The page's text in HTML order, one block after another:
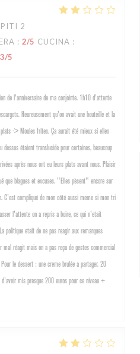
2
: 2/5 CUCINA :
3/5
de l'anniversaire de ma conjointe. 1h10 d'attente
Heureusement qu'on avait une bouteille et la
-> Moules frites. Ça aurait été mieux si elles
étaient translucide pour certaines, beaucoup
après nous ont eu leurs plats avant nous. Plaisir
que blagues et excuses. "Elles pèsent" encore sur
C'est compliqué de mon côté aussi meme si mon tri
l'attente on a repris a boire, ce qui n'etait
politique etait de ne pas reagir aux remarques
mal réagit mais on a pas reçu de gestes commercial
le dessert : une creme brulée a partager. 20
mis presque 200 euros pour ce niveau +